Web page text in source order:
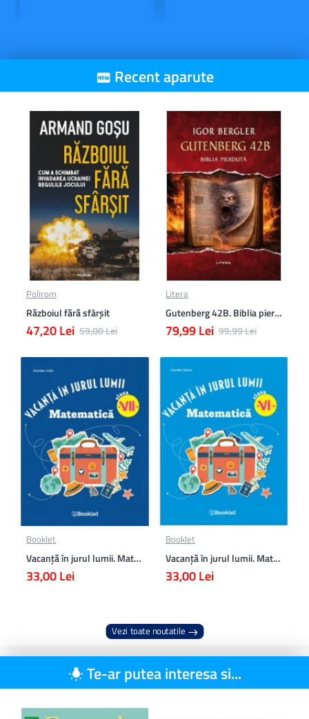
Recent aparute
Polirom
Războiul fără sfârşit
47,20 Lei 59,00 Lei
Litera
Gutenberg 42B. Biblia pierduta
79,99 Lei 99,99 Lei
Booklet
Vacanță în jurul lumii. Matematică clasa a VII-a – EDIȚIA 2026
33,00 Lei
Booklet
Vacanță în jurul lumii. Matematică clasa a VI-a – EDIȚIA 2026
33,00 Lei
Vezi toate noutatile
Te-ar putea interesa si...